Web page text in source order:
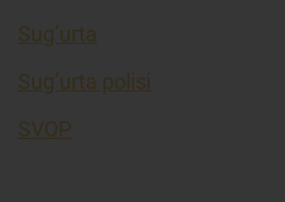
Sug’urta
Sug’urta polisi
SVOP